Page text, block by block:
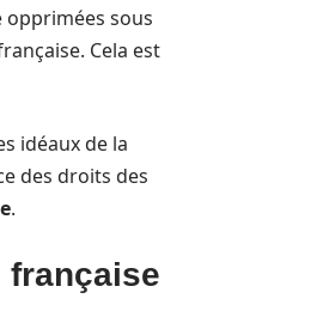
opprimées sous
Cela est
idéaux de la
des droits des
.
française